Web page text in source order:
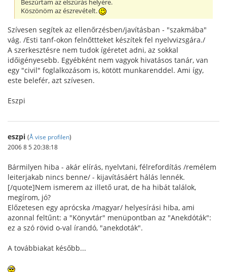
Beszúrtam az elszúrás helyére.
Köszönöm az észrevételt.
Szívesen segítek az ellenőrzésben/javításban - "szakmába"
vág. /Esti tanf-okon felnőttteket készítek fel nyelvvizsgára./
A szerkesztésre nem tudok ígéretet adni, az sokkal
időigényesebb. Egyébként nem vagyok hivatásos tanár, van
egy "civil" foglalkozásom is, kötött munkarenddel. Ami így,
este belefér, azt szívesen.
Eszpi
eszpi (Å vise profilen)
2006 8 5 20:38:18
Bármilyen hiba - akár elírás, nyelvtani, félrefordítás /remélem
leiterjakab nincs benne/ - kijavításáért hálás lennék.
[/quote]Nem ismerem az illető urat, de ha hibát találok,
megírom, jó?
Előzetesen egy aprócska /magyar/ helyesírási hiba, ami
azonnal feltűnt: a "Könyvtár" menüpontban az "Anekdóták":
ez a szó rövid o-val írandó, "anekdoták".
A továbbiakat később...